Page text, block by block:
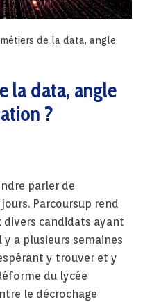
métiers de la data, angle
la data, angle
?
parler de
Parcoursup rend
candidats ayant
a plusieurs semaines
y trouver et y
du lycée
le décrochage